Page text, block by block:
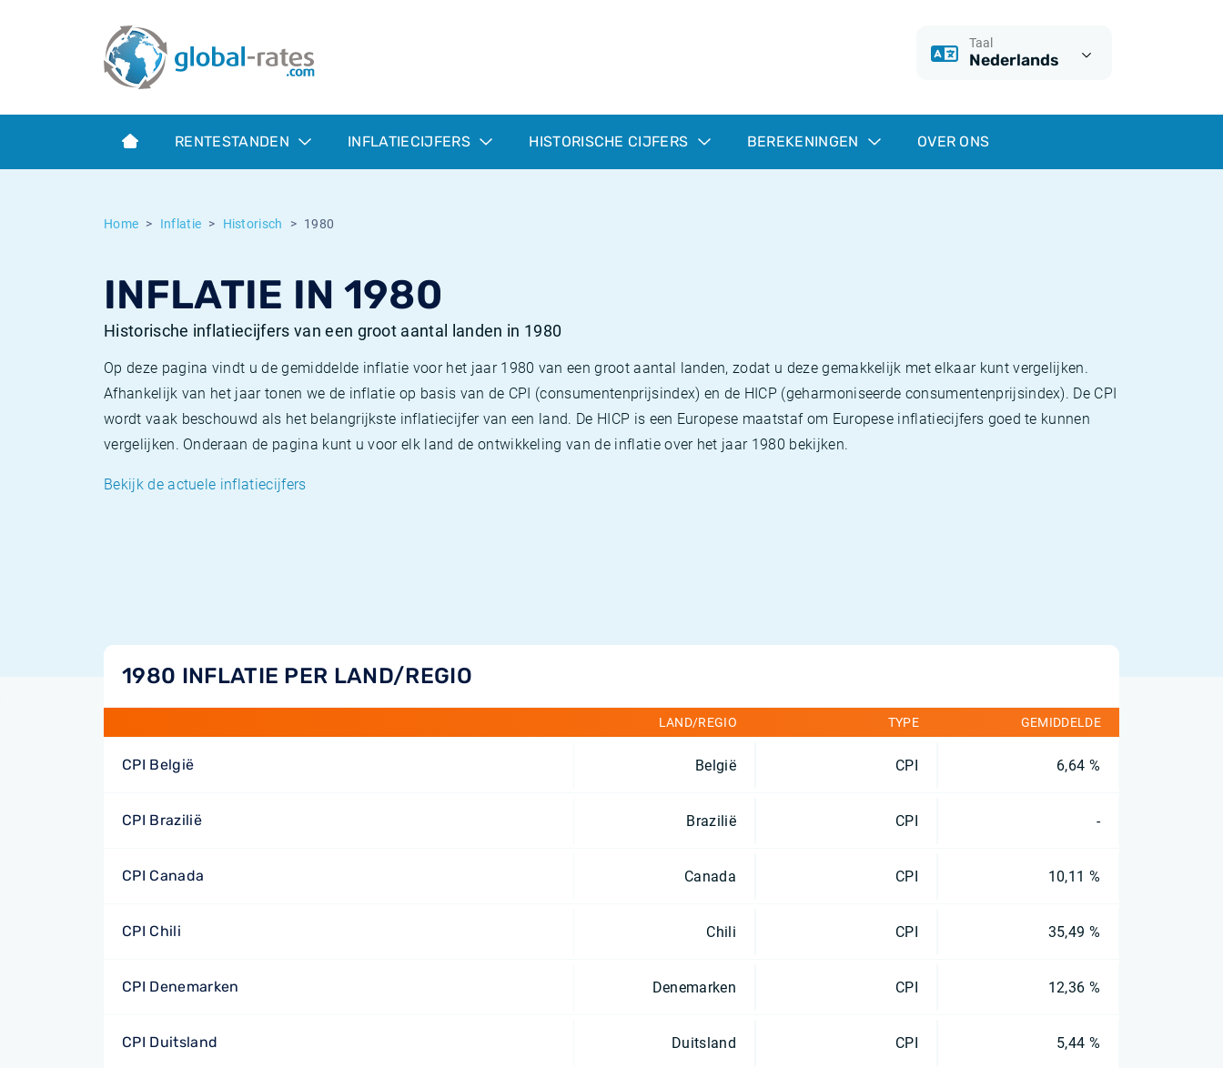
Taal
Nederlands
RENTESTANDEN INFLATIECIJFERS HISTORISCHE CIJFERS BEREKENINGEN OVER ONS
Home Inflatie Historisch 1980
INFLATIE IN 1980
Historische inflatiecijfers van een groot aantal landen in 1980
Op deze pagina vindt u de gemiddelde inflatie voor het jaar 1980 van een groot aantal landen, zodat u deze gemakkelijk met elkaar kunt vergelijken.
Afhankelijk van het jaar tonen we de inflatie op basis van de CPI (consumentenprijsindex) en de HICP (geharmoniseerde consumentenprijsindex). De CPI
wordt vaak beschouwd als het belangrijkste inflatiecijfer van een land. De HICP is een Europese maatstaf om Europese inflatiecijfers goed te kunnen
vergelijken. Onderaan de pagina kunt u voor elk land de ontwikkeling van de inflatie over het jaar 1980 bekijken.
Bekijk de actuele inflatiecijfers
1980 INFLATIE PER LAND/REGIO
LAND/REGIO TYPE GEMIDDELDE
CPI België België CPI 6,64 %
CPI Brazilië Brazilië CPI -
CPI Canada Canada CPI 10,11 %
CPI Chili Chili CPI 35,49 %
CPI Denemarken Denemarken CPI 12,36 %
CPI Duitsland Duitsland CPI 5,44 %
Term SOFR
Wat is CPI inflatie?
Wat is HICP inflatie?
Europese inflatie - HICP
Euribor historie
ESTER historie
Historische inflatie
Inflatiecalculator